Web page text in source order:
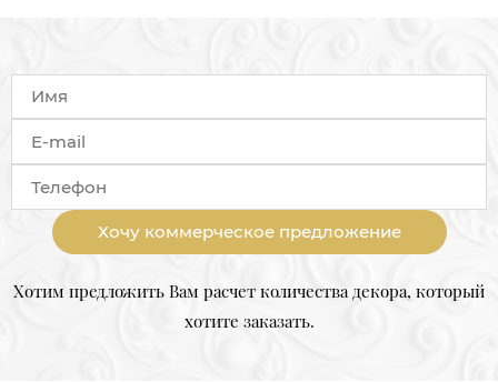
Хочу коммерческое предложение
Хотим предложить Вам расчет количества декора, который
хотите заказать.